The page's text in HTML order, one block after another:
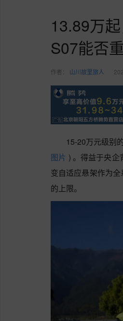
13.89万
S07能否
作者： 山川故里旅人
15-20万元级别
图片 ) 。得益于央企
变自适应悬架作为
的上限。